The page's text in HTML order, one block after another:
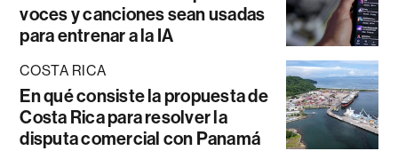
voces y canciones sean usadas
para entrenar a la IA
COSTA RICA
En qué consiste la propuesta de
Costa Rica para resolver la
disputa comercial con Panamá